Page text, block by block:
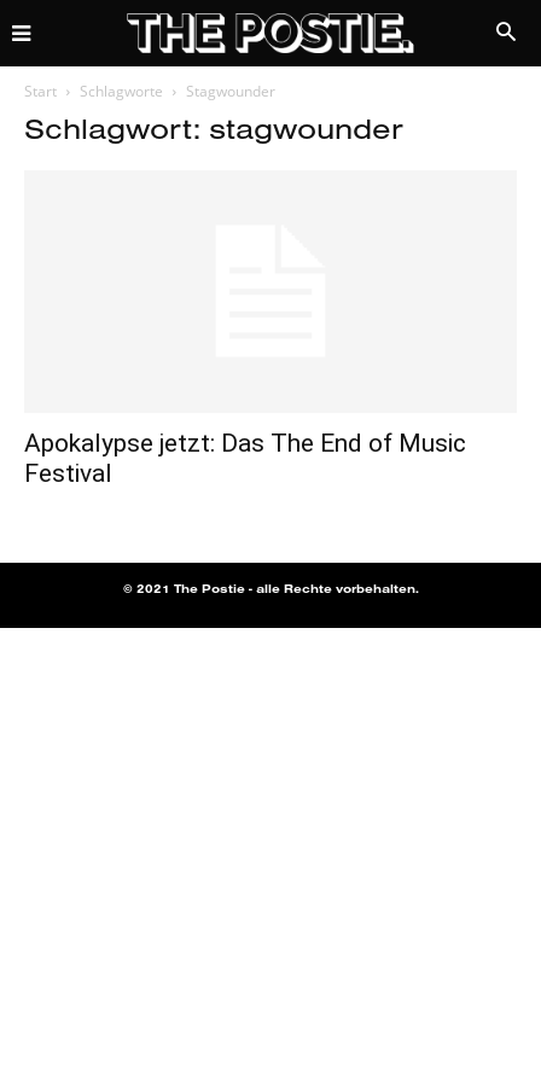
Start Schlagworte Stagwounder
Schlagwort: stagwounder
Apokalypse jetzt: Das The End of Music
Festival
© 2021 The Postie - alle Rechte vorbehalten.